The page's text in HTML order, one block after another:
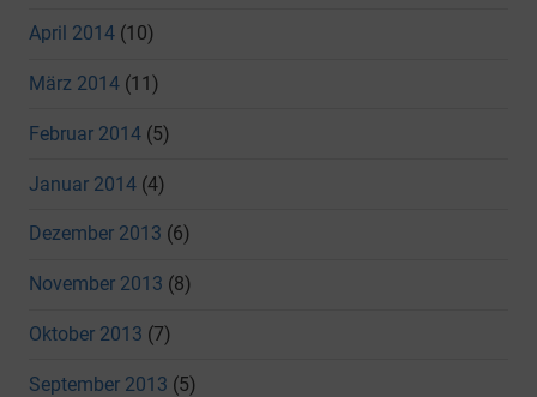
April 2014 (10)
März 2014 (11)
Februar 2014 (5)
Januar 2014 (4)
Dezember 2013 (6)
November 2013 (8)
Oktober 2013 (7)
September 2013 (5)